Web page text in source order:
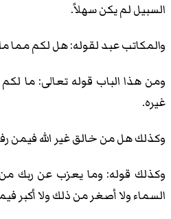
السبيل لم يكن سهلاً.
والمكاتب عبد لقوله: هل لكم مما
ومن هذا الباب قوله تعالى: ما
غيره.
وكذلك هل من خالق غير الله فيمن
وكذلك قوله: وما يعزب عن ربك من
السماء ولا أصغر من ذلك ولا أكبر